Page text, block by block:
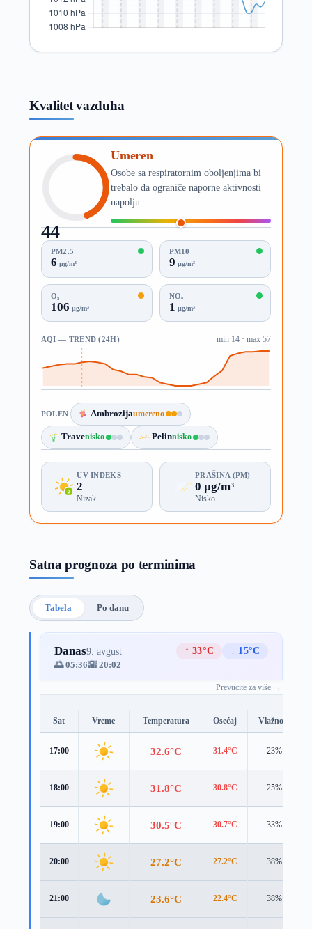
Kvalitet vazduha
44
AQI
Umeren
Osobe sa respiratornim oboljenjima bi
trebalo da ograniče naporne aktivnosti
napolju.
PM2.5
6 µg/m³
PM10
9 µg/m³
O₃
106 µg/m³
NO₂
1 µg/m³
AQI — TREND (24H) min 14 · max 57
POLEN Ambrozijaumereno
Travenisko Pelinnisko
UV INDEKS
2
Nizak
PRAŠINA (PM)
0 µg/m³
Nisko
Satna prognoza po terminima
Tabela Po danu
Danas9. avgust ↑ 33°C
↓ 15°C
🌅 05:36🌇 20:02
Prevucite za više →
Sat Vreme Temperatura Osećaj Vlažnost
17:00 32.6°C 31.4°C 23%
18:00 31.8°C 30.8°C 25%
19:00 30.5°C 30.7°C 33%
20:00 27.2°C 27.2°C 38%
21:00 23.6°C 22.4°C 38%